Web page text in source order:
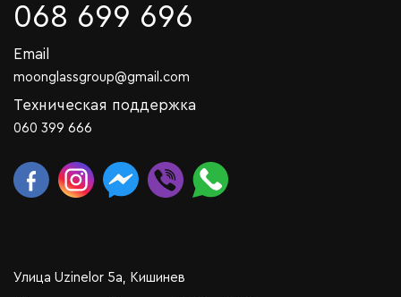
068 699 696
Email
moonglassgroup@gmail.com
Техническая поддержка
060 399 666
Улица Uzinelor 5a, Кишинев